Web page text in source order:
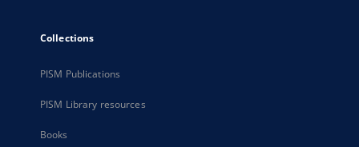
Collections
PISM Publications
PISM Library resources
Books